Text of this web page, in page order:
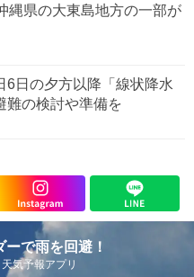
縄県の大東島地方の一部が
6日の夕方以降「線状降水
の検討や準備を
ーで雨を回避！
気予報アプリ